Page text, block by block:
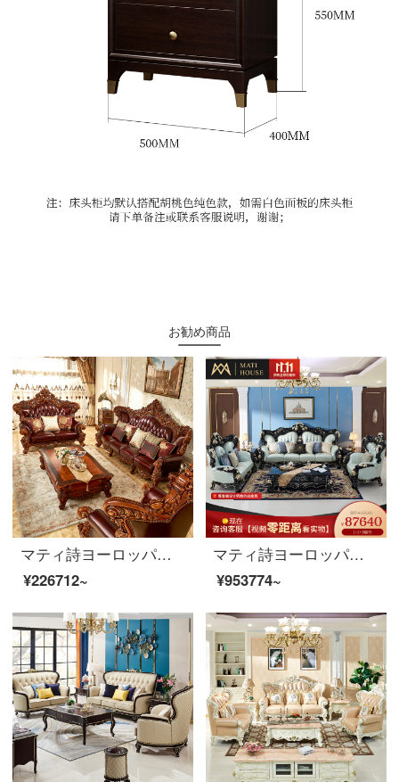
お勧め商品
マティ詩ヨーロッパ式ソファアメリカ式ソファ豪華別荘実用木家具実木本革ソファリビングセット868 SFタイゴム木耐摩耗性真牛ソファ3人です。
¥226712~
マティ詩ヨーロッパアメリカ式の古典的な中国式の木のソファーは客を歓迎します。松客間ホテル会議場の真皮の家具は富貴です。
¥953774~